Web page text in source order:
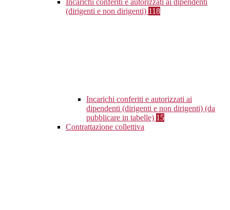
Incarichi conferiti e autorizzati ai dipendenti
(dirigenti e non dirigenti) 118
Incarichi conferiti e autorizzati ai
dipendenti (dirigenti e non dirigenti) (da
pubblicare in tabelle) 15
Contrattazione collettiva